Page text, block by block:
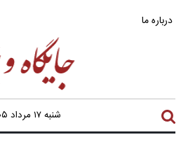
درباره ما
شنبه ۱۷ مرداد ۱۴۰۵